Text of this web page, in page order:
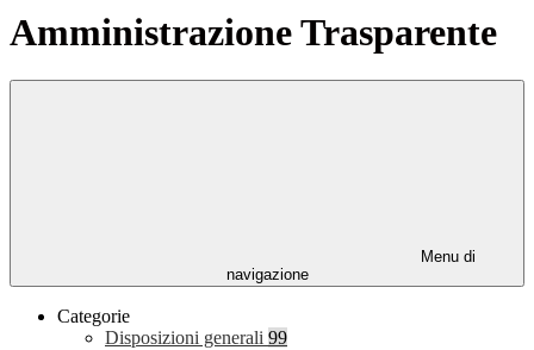
Amministrazione Trasparente
Menu di
navigazione
Categorie
Disposizioni generali 99